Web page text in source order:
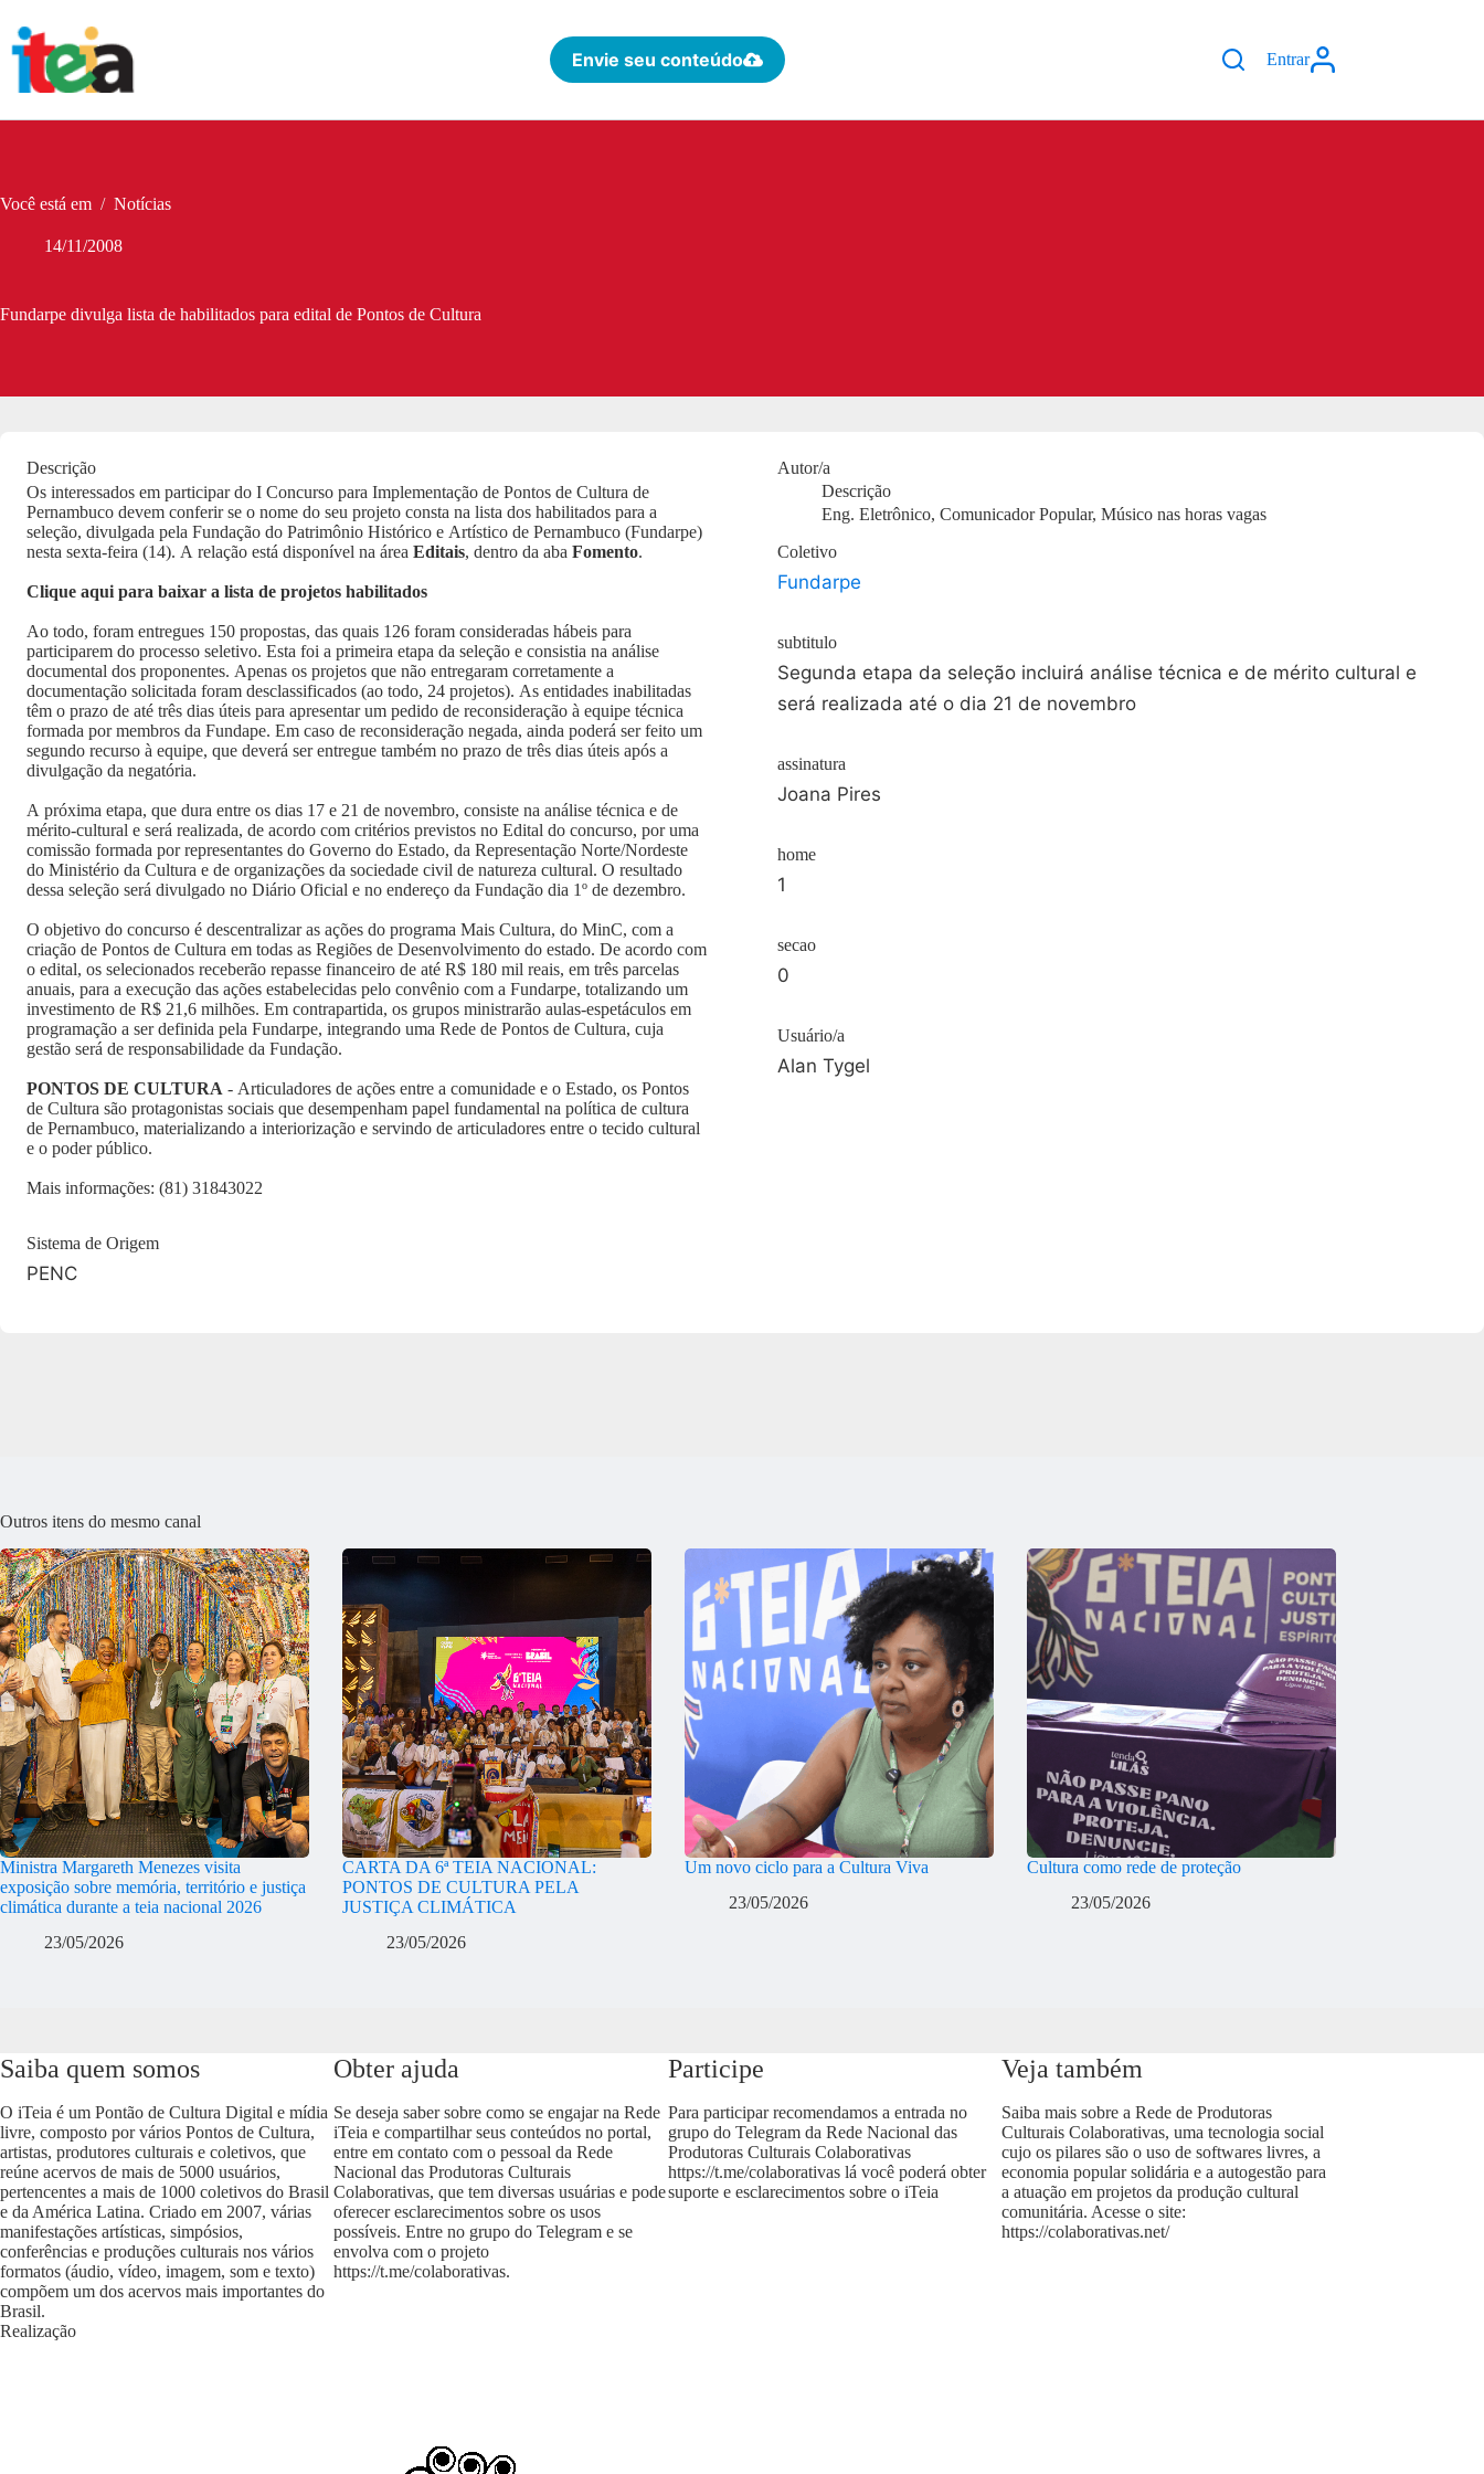
para
conteúdo
Envie seu conteúdo Entrar
Você está em / Notícias
14/11/2008
Fundarpe divulga lista de habilitados para edital de Pontos de Cultura
Descrição
Os interessados em participar do I Concurso para Implementação de Pontos de Cultura de
Pernambuco devem conferir se o nome do seu projeto consta na lista dos habilitados para a
seleção, divulgada pela Fundação do Patrimônio Histórico e Artístico de Pernambuco (Fundarpe)
nesta sexta-feira (14). A relação está disponível na área Editais, dentro da aba Fomento.
Clique aqui para baixar a lista de projetos habilitados
Ao todo, foram entregues 150 propostas, das quais 126 foram consideradas hábeis para
participarem do processo seletivo. Esta foi a primeira etapa da seleção e consistia na análise
documental dos proponentes. Apenas os projetos que não entregaram corretamente a
documentação solicitada foram desclassificados (ao todo, 24 projetos). As entidades inabilitadas
têm o prazo de até três dias úteis para apresentar um pedido de reconsideração à equipe técnica
formada por membros da Fundape. Em caso de reconsideração negada, ainda poderá ser feito um
segundo recurso à equipe, que deverá ser entregue também no prazo de três dias úteis após a
divulgação da negatória.
A próxima etapa, que dura entre os dias 17 e 21 de novembro, consiste na análise técnica e de
mérito-cultural e será realizada, de acordo com critérios previstos no Edital do concurso, por uma
comissão formada por representantes do Governo do Estado, da Representação Norte/Nordeste
do Ministério da Cultura e de organizações da sociedade civil de natureza cultural. O resultado
dessa seleção será divulgado no Diário Oficial e no endereço da Fundação dia 1º de dezembro.
O objetivo do concurso é descentralizar as ações do programa Mais Cultura, do MinC, com a
criação de Pontos de Cultura em todas as Regiões de Desenvolvimento do estado. De acordo com
o edital, os selecionados receberão repasse financeiro de até R$ 180 mil reais, em três parcelas
anuais, para a execução das ações estabelecidas pelo convênio com a Fundarpe, totalizando um
investimento de R$ 21,6 milhões. Em contrapartida, os grupos ministrarão aulas-espetáculos em
programação a ser definida pela Fundarpe, integrando uma Rede de Pontos de Cultura, cuja
gestão será de responsabilidade da Fundação.
PONTOS DE CULTURA - Articuladores de ações entre a comunidade e o Estado, os Pontos
de Cultura são protagonistas sociais que desempenham papel fundamental na política de cultura
de Pernambuco, materializando a interiorização e servindo de articuladores entre o tecido cultural
e o poder público.
Mais informações: (81) 31843022
Sistema de Origem
PENC
Autor/a
Descrição
Eng. Eletrônico, Comunicador Popular, Músico nas horas vagas
Coletivo
Fundarpe
subtitulo
Segunda etapa da seleção incluirá análise técnica e de mérito cultural e
será realizada até o dia 21 de novembro
assinatura
Joana Pires
home
1
secao
0
Usuário/a
Alan Tygel
Outros itens do mesmo canal
Ministra Margareth Menezes visita
exposição sobre memória, território e justiça
climática durante a teia nacional 2026
23/05/2026
CARTA DA 6ª TEIA NACIONAL:
PONTOS DE CULTURA PELA
JUSTIÇA CLIMÁTICA
23/05/2026
Um novo ciclo para a Cultura Viva
23/05/2026
Cultura como rede de proteção
23/05/2026
Saiba quem somos
O iTeia é um Pontão de Cultura Digital e mídia
livre, composto por vários Pontos de Cultura,
artistas, produtores culturais e coletivos, que
reúne acervos de mais de 5000 usuários,
pertencentes a mais de 1000 coletivos do Brasil
e da América Latina. Criado em 2007, várias
manifestações artísticas, simpósios,
conferências e produções culturais nos vários
formatos (áudio, vídeo, imagem, som e texto)
compõem um dos acervos mais importantes do
Brasil.
Obter ajuda
Se deseja saber sobre como se engajar na Rede
iTeia e compartilhar seus conteúdos no portal,
entre em contato com o pessoal da Rede
Nacional das Produtoras Culturais
Colaborativas, que tem diversas usuárias e pode
oferecer esclarecimentos sobre os usos
possíveis. Entre no grupo do Telegram e se
envolva com o projeto
https://t.me/colaborativas.
Participe
Para participar recomendamos a entrada no
grupo do Telegram da Rede Nacional das
Produtoras Culturais Colaborativas
https://t.me/colaborativaslá você poderá obter
suporte e esclarecimentos sobre o iTeia
Veja também
Saiba mais sobre a Rede de Produtoras
Culturais Colaborativas, uma tecnologia social
cujo os pilares são o uso de softwares livres, a
economia popular solidária e a autogestão para
a atuação em projetos da produção cultural
comunitária. Acesse o site:
https://colaborativas.net/
Realização